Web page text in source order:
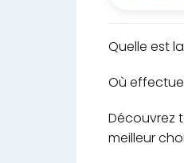
Quelle est
Où
Découvrez
meilleur